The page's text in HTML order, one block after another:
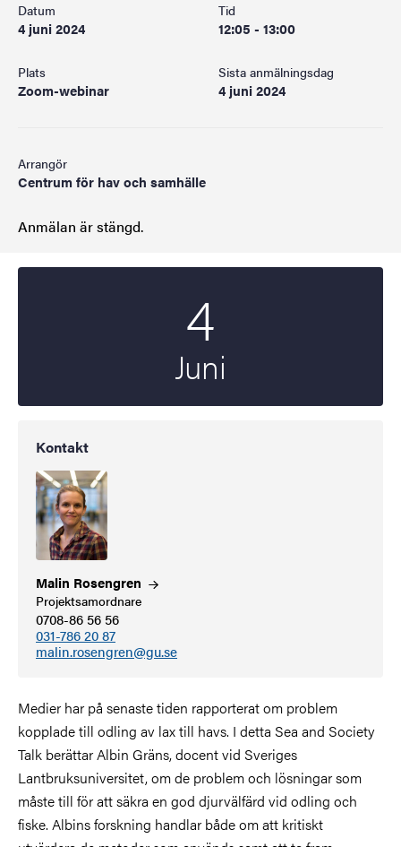
Datum
4 juni 2024
Tid
12:05 - 13:00
Plats
Zoom-webinar
Sista anmälningsdag
4 juni 2024
Arrangör
Centrum för hav och samhälle
Anmälan är stängd.
4
Juni
Kontakt
Malin Rosengren
Projektsamordnare
0708-86 56 56
031-786 20 87
malin.rosengren@gu.se
Medier har på senaste tiden rapporterat om problem
kopplade till odling av lax till havs. I detta Sea and Society
Talk berättar Albin Gräns, docent vid Sveriges
Lantbruksuniversitet, om de problem och lösningar som
måste till för att säkra en god djurvälfärd vid odling och
fiske. Albins forskning handlar både om att kritiskt